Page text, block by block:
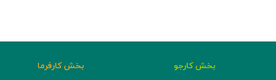
بخش کارجو بخش کارفرما